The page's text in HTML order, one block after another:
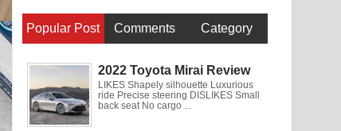
Popular Post Comments Category
2022 Toyota Mirai Review
LIKES Shapely silhouette Luxurious
ride Precise steering DISLIKES Small
back seat No cargo ...